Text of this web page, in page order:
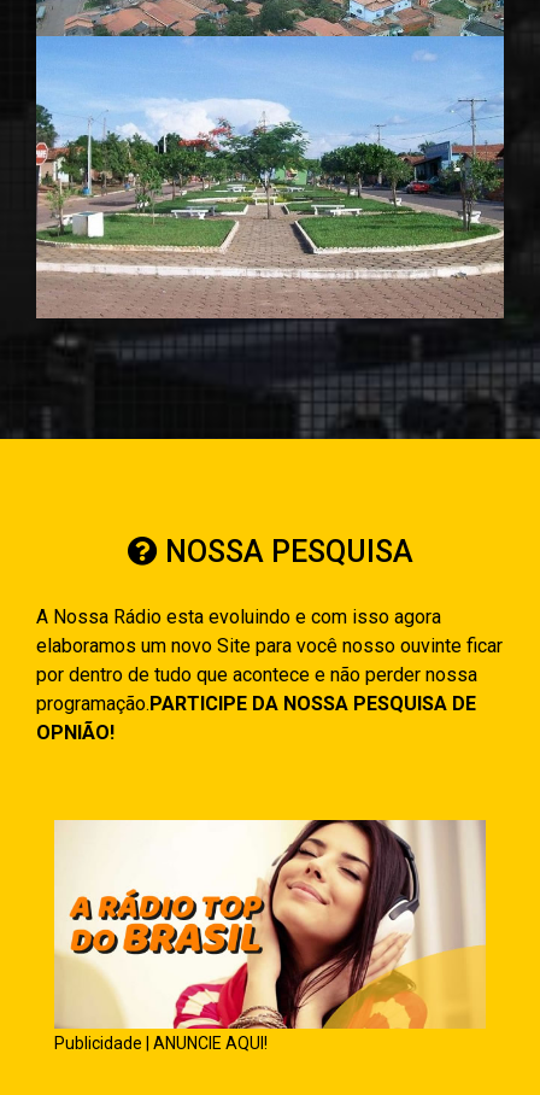
NOSSA PESQUISA
A Nossa Rádio esta evoluindo e com isso agora
elaboramos um novo Site para você nosso ouvinte ficar
por dentro de tudo que acontece e não perder nossa
programação. PARTICIPE DA NOSSA PESQUISA DE
OPNIÃO!
Publicidade | ANUNCIE AQUI!